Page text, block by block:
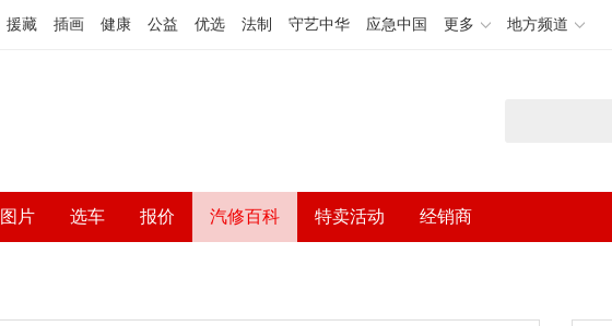
援藏 插画 健康 公益 优选 法制 守艺中华 应急中国 更多 地方频道
图片 选车 报价 汽修百科 特卖活动 经销商